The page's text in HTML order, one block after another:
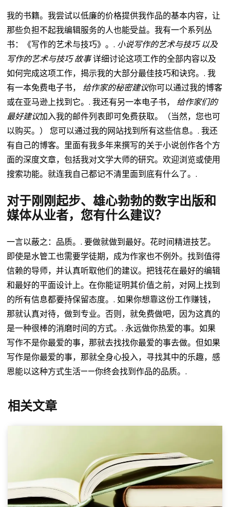
我的书籍。我尝试以低廉的价格提供我作品的基本内容，让
那些负担不起我编辑服务的人也能受益。我有一个系列丛
书：《写作的艺术与技巧》。. 小说写作的艺术与技巧 以及
写作的艺术与技巧故事详细讨论这项工作的全部内容以及
如何完成这项工作，揭示我的大部分最佳技巧和诀窍。. 我
有一本免费电子书，给作家的秘密建议你可以通过我的博客
或在亚马逊上找到它。. 我还有另一本电子书，给作家们的
最好建议加入我的邮件列表即可免费获取。（当然，您也可
以购买。）
您可以通过我的网站找到所有这些信息。. 我还
有自己的博客。里面有我多年来撰写的关于小说创作各个方
面的深度文章，包括我对文学大师的研究。欢迎浏览或使用
搜索功能。就连我自己都记不清里面到底有什么了。.
对于刚刚起步、雄心勃勃的数字出版和
媒体从业者，您有什么建议？
一言以蔽之：品质。.要做就做到最好。花时间精进技艺。
即使是水管工也需要学徒期，成为作家也不例外。找到值得
信赖的导师，并认真听取他们的建议。把钱花在最好的编辑
和最好的平面设计上。在你能证明其价值之前，对网上找到
的所有信息都要持保留态度。.如果你想靠这份工作赚钱，
那就认真对待，做到专业。否则，就免费做吧，因为这真的
是一种很棒的消磨时间的方式。. 永远做你热爱的事。如果
写作不是你最爱的事，那就去找找你最爱的事去做。但如果
写作是你最爱的事，那就全身心投入，寻找其中的乐趣，感
恩能以这种方式生活——你终会找到作品的品质。.
相关文章